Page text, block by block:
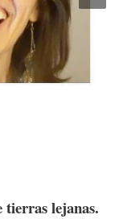
tierras lejanas.